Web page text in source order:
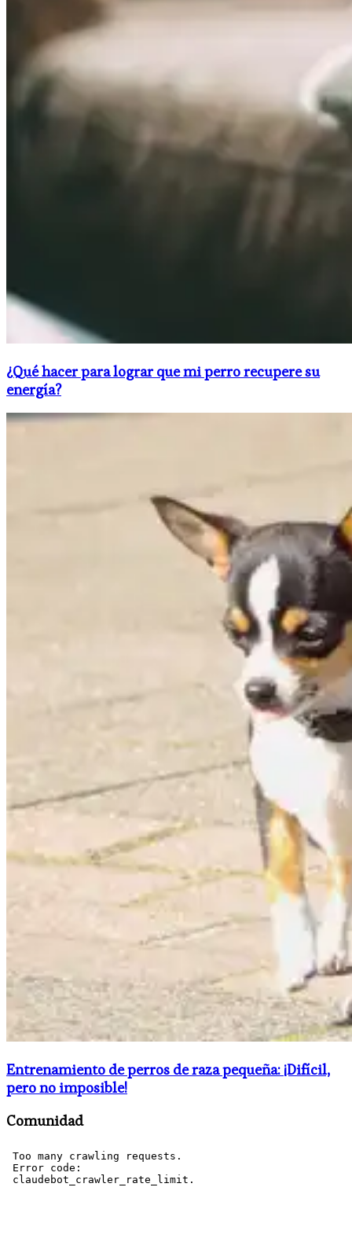
¿Qué hacer para lograr que mi perro recupere su
energía?
Entrenamiento de perros de raza pequeña: ¡Difícil,
pero no imposible!
Comunidad